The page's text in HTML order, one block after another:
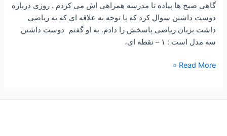
گاهی صبح ها پیاده تا مدرسه همراهی اش می کردم . روزی درباره
دوست داشتن سوال کرد که با توجه به علاقه ای که به ریاضی
داشت بزبان ریاضی پاسخش را دادم. به او گفتم دوست داشتن
سه مدل است : ۱ – نقطه ای،
Read More »